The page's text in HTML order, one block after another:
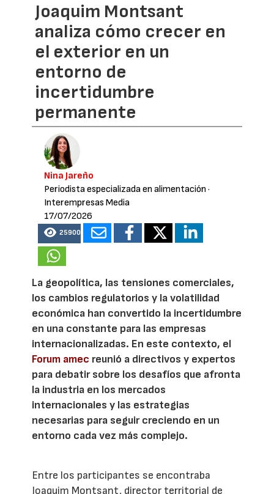
Joaquim Montsant
analiza cómo crecer en
el exterior en un
entorno de
incertidumbre
permanente
Nina Jareño
Periodista especializada en alimentación ·
Interempresas Media
17/07/2026
25900
La geopolítica, las tensiones comerciales,
los cambios regulatorios y la volatilidad
económica han convertido la incertidumbre
en una constante para las empresas
internacionalizadas. En este contexto, el
Forum amec reunió a directivos y expertos
para debatir sobre los desafíos que afronta
la industria en los mercados
internacionales y las estrategias
necesarias para seguir creciendo en un
entorno cada vez más complejo.
Entre los participantes se encontraba
Joaquim Montsant, director territorial de